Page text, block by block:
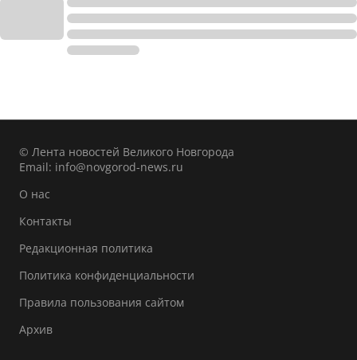
© Лента новостей Великого Новгорода
Email: info@novgorod-news.ru
О нас
Контакты
Редакционная политика
Политика конфиденциальности
Правила пользования сайтом
Архив